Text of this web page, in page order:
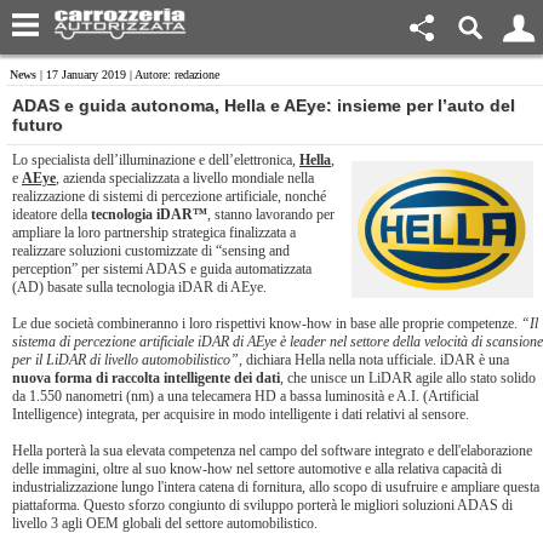
News | 17 January 2019 | Autore: redazione
​ADAS e guida autonoma, Hella e AEye: insieme per l’auto del
futuro
Lo specialista dell’illuminazione e dell’elettronica, Hella,
e AEye, azienda specializzata a livello mondiale nella
realizzazione di sistemi di percezione artificiale, nonché
ideatore della tecnologia iDAR™, stanno lavorando per
ampliare la loro partnership strategica finalizzata a
realizzare soluzioni customizzate di “sensing and
perception” per sistemi ADAS e guida automatizzata
(AD) basate sulla tecnologia iDAR di AEye.
Le due società combineranno i loro rispettivi know-how in base alle proprie competenze. “Il
sistema di percezione artificiale iDAR di AEye è leader nel settore della velocità di scansione
per il LiDAR di livello automobilistico”, dichiara Hella nella nota ufficiale. iDAR è una
nuova forma di raccolta intelligente dei dati, che unisce un LiDAR agile allo stato solido
da 1.550 nanometri (nm) a una telecamera HD a bassa luminosità e A.I. (Artificial
Intelligence) integrata, per acquisire in modo intelligente i dati relativi al sensore.
Hella porterà la sua elevata competenza nel campo del software integrato e dell'elaborazione
delle immagini, oltre al suo know-how nel settore automotive e alla relativa capacità di
industrializzazione lungo l'intera catena di fornitura, allo scopo di usufruire e ampliare questa
piattaforma. Questo sforzo congiunto di sviluppo porterà le migliori soluzioni ADAS di
livello 3 agli OEM globali del settore automobilistico.